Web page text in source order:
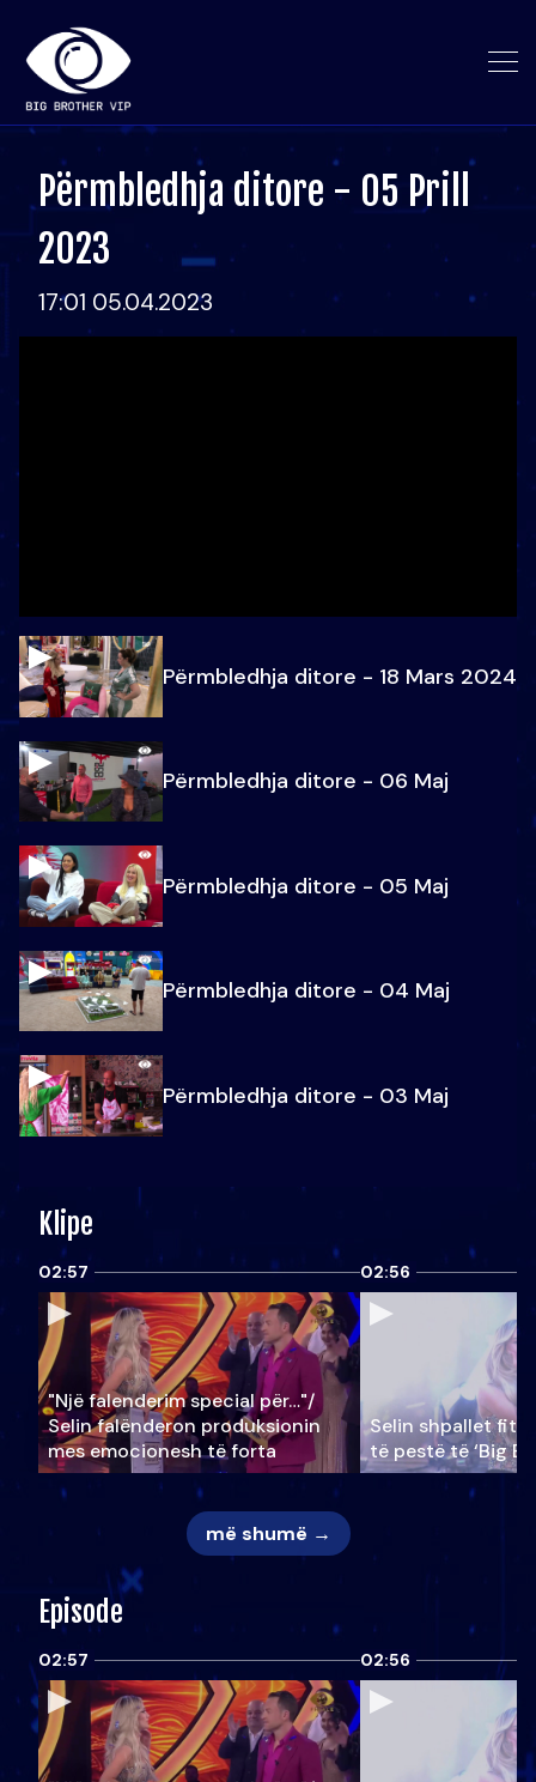
Përmbledhja ditore - 05 Prill
2023
17:01 05.04.2023
Përmbledhja ditore - 18 Mars 2024
Përmbledhja ditore - 06 Maj
Përmbledhja ditore - 05 Maj
Përmbledhja ditore - 04 Maj
Përmbledhja ditore - 03 Maj
Klipe
02:57
"Një falenderim special për…"/
Selin falënderon produksionin
mes emocionesh të forta
02:56
Selin shpallet
të pestë të ‘Big
më shumë →
Episode
02:57 02:56